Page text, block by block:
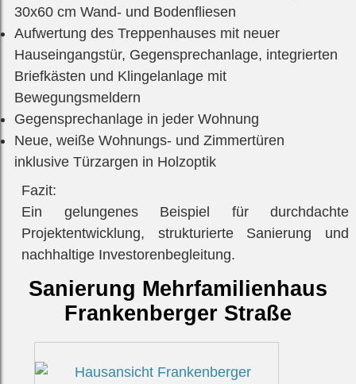
30x60 cm Wand- und Bodenfliesen
Aufwertung des Treppenhauses mit neuer
Hauseingangstür, Gegensprechanlage, integrierten
Briefkästen und Klingelanlage mit
Bewegungsmeldern
Gegensprechanlage in jeder Wohnung
Neue, weiße Wohnungs- und Zimmertüren
inklusive Türzargen in Holzoptik
Fazit:
Ein gelungenes Beispiel für durchdachte
Projektentwicklung, strukturierte Sanierung und
nachhaltige Investorenbegleitung.
Sanierung Mehrfamilienhaus
Frankenberger Straße